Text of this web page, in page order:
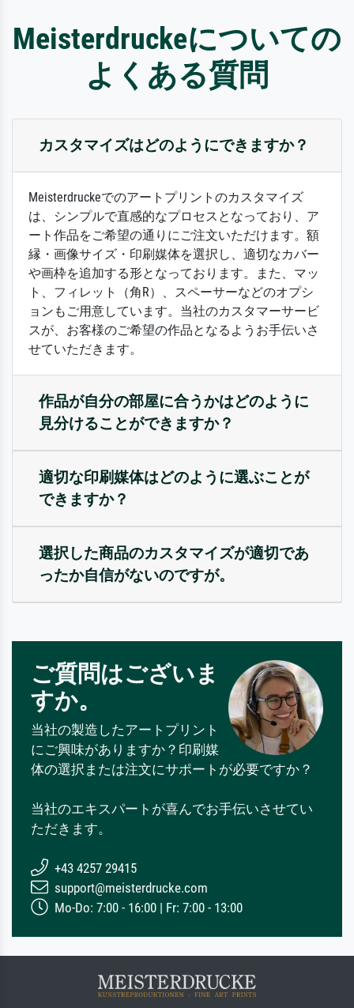
Meisterdruckeについての
よくある質問
カスタマイズはどのようにできますか？
Meisterdruckeでのアートプリントのカスタマイズ
は、シンプルで直感的なプロセスとなっており、ア
ート作品をご希望の通りにご注文いただけます。額
縁・画像サイズ・印刷媒体を選択し、適切なカバー
や画枠を追加する形となっております。また、マッ
ト、フィレット（角R）、スペーサーなどのオプシ
ョンもご用意しています。当社のカスタマーサービ
スが、お客様のご希望の作品となるようお手伝いさ
せていただきます。
作品が自分の部屋に合うかはどのように
見分けることができますか？
適切な印刷媒体はどのように選ぶことが
できますか？
選択した商品のカスタマイズが適切であ
ったか自信がないのですが。
ご質問はございま
すか。
当社の製造したアートプリント
にご興味がありますか？印刷媒
体の選択または注文にサポートが必要ですか？
当社のエキスパートが喜んでお手伝いさせてい
ただきます。
+43 4257 29415
support@meisterdrucke.com
Mo-Do: 7:00 - 16:00 | Fr: 7:00 - 13:00